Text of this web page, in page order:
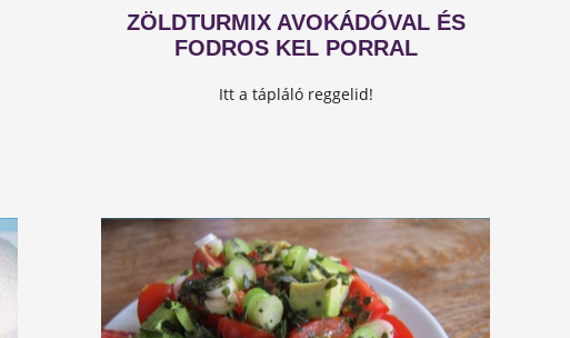
ZÖLDTURMIX AVOKÁDÓVAL ÉS
FODROS KEL PORRAL
Itt a tápláló reggelid!